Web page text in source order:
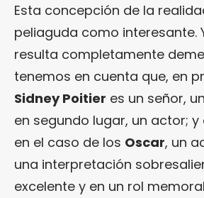
Esta concepción de la
peliaguda como interesante.
resulta completamente
tenemos en cuenta que, en
Sidney Poitier es un señor,
en segundo lugar, un actor;
en el caso de los Oscar, un
una interpretación
excelente y en un rol